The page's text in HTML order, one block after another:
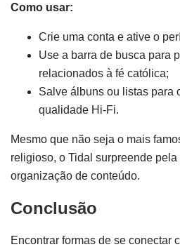
Como usar:
Crie uma conta e ative o
Use a barra de busca para
relacionados à fé católica;
Salve álbuns ou listas para
qualidade Hi-Fi.
Mesmo que não seja o mais
religioso, o Tidal surpreende
organização de conteúdo.
Conclusão
Encontrar formas de se conectar